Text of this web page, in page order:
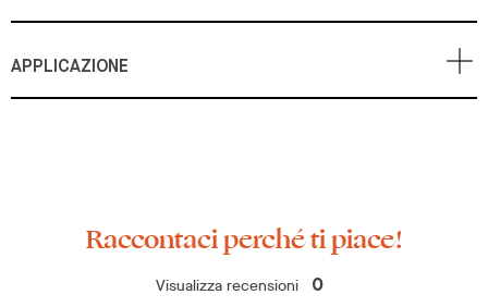
APPLICAZIONE
Raccontaci perché ti piace!
Visualizza recensioni 0